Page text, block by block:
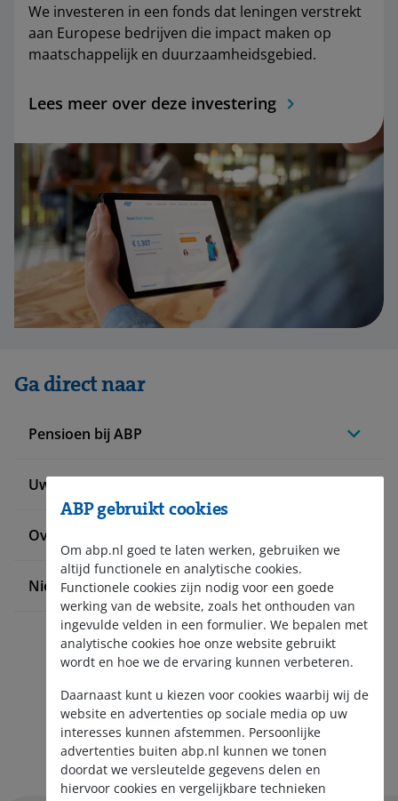
We investeren in een fonds dat leningen verstrekt
aan Europese bedrijven die impact maken op
maatschappelijk en duurzaamheidsgebied.
Lees meer over deze investering
Ga direct naar
Pensioen bij ABP
Uw situatie verandert
Over ABP
Nieuws en pers
Aanmelden nieuwsbrief
ABP gebruikt cookies
Om abp.nl goed te laten werken, gebruiken we
altijd functionele en analytische cookies.
Functionele cookies zijn nodig voor een goede
werking van de website, zoals het onthouden van
ingevulde velden in een formulier. We bepalen met
analytische cookies hoe onze website gebruikt
wordt en hoe we de ervaring kunnen verbeteren.
Daarnaast kunt u kiezen voor cookies waarbij wij de
website en advertenties op sociale media op uw
interesses kunnen afstemmen. Persoonlijke
advertenties buiten abp.nl kunnen we tonen
doordat we versleutelde gegevens delen en
hiervoor cookies en vergelijkbare technieken